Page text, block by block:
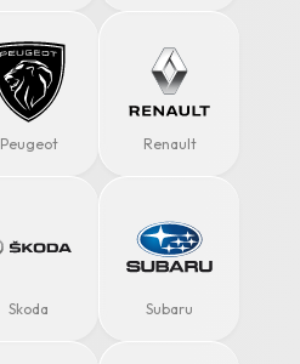
Peugeot Renault
Skoda Subaru